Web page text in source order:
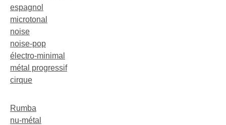
espagnol
microtonal
noise
noise-pop
électro-minimal
métal progressif
cirque
Rumba
nu-métal